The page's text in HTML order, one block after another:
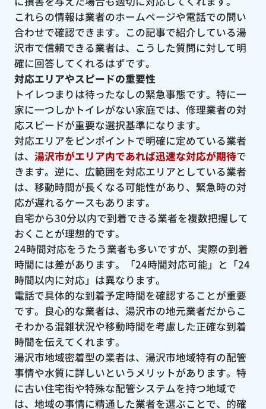
これらの情報は業者のホームページや電話での問い
合わせで確認できます。この記事で紹介している湯
沢市で信頼できる業者は、こうした質問に対して明
確に回答してくれるはずです。
対応エリアやスピードの重要性
トイレつまりは待ったなしの緊急事態です。特に一
家に一つしかトイレがない家庭では、修理業者の対
応スピードが重要な選択基準になります。
対応エリアをピンポイントで明確に定めている業者
は、 湯沢市がエリア内であれば迅速な対応が期待で
きます。逆に、広範囲を対応エリアとしている業者
は、移動時間が長くなる可能性があり、緊急時の対
応が遅れるケースもあります。
自宅から30分以内で到着できる業者を複数把握して
おくことが理想的です。
24時間対応をうたう業者も多いですが、実際の到着
時間には差があります。「24時間対応可能」と「24
時間以内に対応」は異なります。
電話で具体的な到着予定時間を確認することが重要
です。良心的な業者は、湯沢市の地元業者だからこ
そわかる混雑状況や移動時間を考慮した正確な到着
時間を伝えてくれます。
湯沢市地域密着型の業者は、湯沢市地域特有の配管
事情や水質に詳しいというメリットがあります。特
に古い住宅街や特殊な配管システムを持つ地域で
は、地域の事情に精通した業者を選ぶことで、的確